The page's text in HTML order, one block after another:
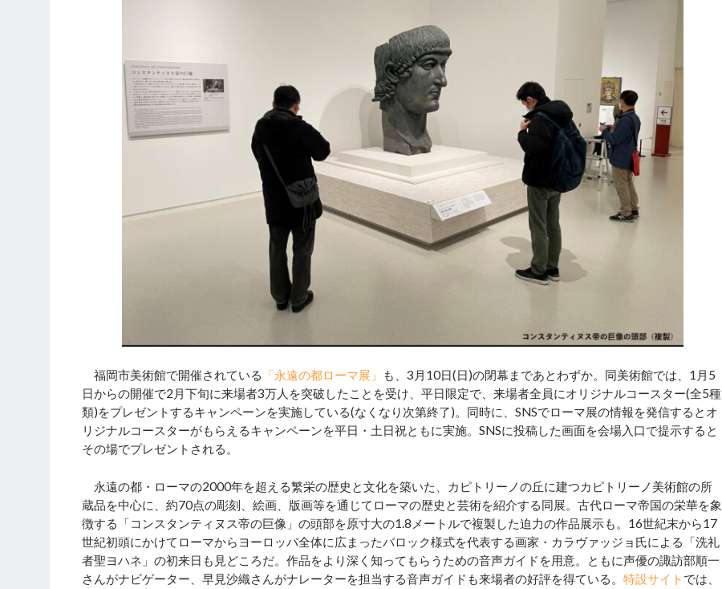
福岡市美術館で開催されている 「永遠の都ローマ展」
も、3月10日(日)の閉幕まであとわずか。同美術館では、1月5
日からの開催で2月下旬に来場者3万人を突破したことを受け、平日限定で、来場者全員にオリジナルコースター(全5種
類)をプレゼントするキャンペーンを実施している(なくなり次第終了)。同時に、SNSでローマ展の情報を発信するとオ
リジナルコースターがもらえるキャンペーンを平日・土日祝ともに実施。SNSに投稿した画面を会場入口で提示すると
その場でプレゼントされる。
永遠の都・ローマの2000年を超える繁栄の歴史と文化を築いた、カピトリーノの丘に建つカピトリーノ美術館の所
蔵品を中心に、約70点の彫刻、絵画、版画等を通じてローマの歴史と芸術を紹介する同展。古代ローマ帝国の栄華を象
徴する「コンスタンティヌス帝の巨像」の頭部を原寸大の1.8メートルで複製した迫力の作品展示も。16世紀末から17
世紀初頭にかけてローマからヨーロッパ全体に広まったバロック様式を代表する画家・カラヴァッジョ氏による「洗礼
者聖ヨハネ」の初来日も見どころだ。作品をより深く知ってもらうための音声ガイドを用意。ともに声優の諏訪部順一
さんがナビゲーター、早見沙織さんがナレーターを担当する音声ガイドも来場者の好評を得ている。 特設サイト では、